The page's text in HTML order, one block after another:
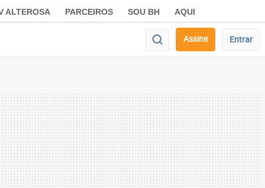
ALTEROSA PARCEIROS SOU BH AQUI
Assine Entrar